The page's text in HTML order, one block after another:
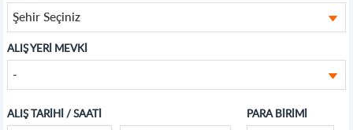
Şehir Seçiniz
ALIŞ YERİ MEVKİ
-
ALIŞ TARİHİ / SAATİ PARA BİRİMİ